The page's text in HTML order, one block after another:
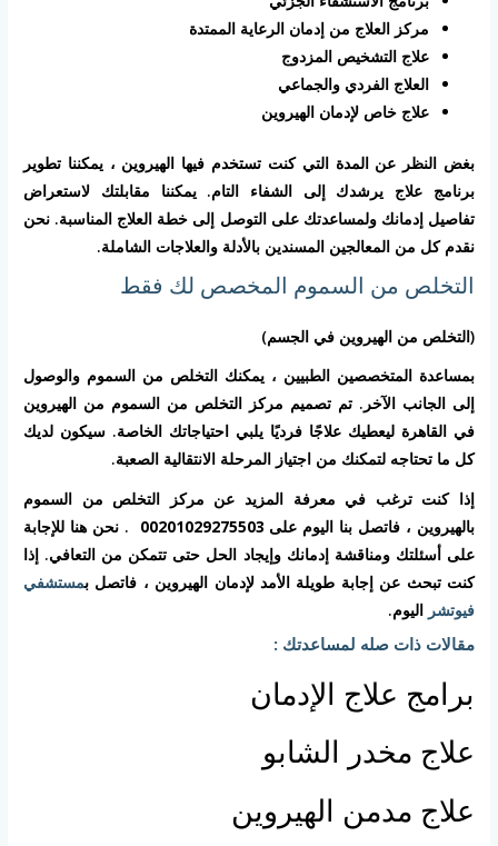
مركز العلاج من إدمان الرعاية الممتدة
علاج التشخيص المزدوج
العلاج الفردي والجماعي
علاج خاص لإدمان الهيروين
بغض النظر عن المدة التي كنت تستخدم فيها الهيروين ، يمكننا تطوير
برنامج علاج يرشدك إلى الشفاء التام. يمكننا مقابلتك لاستعراض
تفاصيل إدمانك ولمساعدتك على التوصل إلى خطة العلاج المناسبة. نحن
نقدم كل من المعالجين المسندين بالأدلة والعلاجات الشاملة.
التخلص من السموم المخصص لك فقط
(التخلص من الهيروين في الجسم)
بمساعدة المتخصصين الطبيين ، يمكنك التخلص من السموم والوصول
إلى الجانب الآخر. تم تصميم مركز التخلص من السموم من الهيروين
في القاهرة ليعطيك علاجًا فرديًا يلبي احتياجاتك الخاصة. سيكون لديك
كل ما تحتاجه لتمكنك من اجتياز المرحلة الانتقالية الصعبة.
إذا كنت ترغب في معرفة المزيد عن مركز التخلص من السموم
بالهيروين ، فاتصل بنا اليوم على 00201029275503 . نحن هنا للإجابة
على أسئلتك ومناقشة إدمانك وإيجاد الحل حتى تتمكن من التعافي. إذا
كنت تبحث عن إجابة طويلة الأمد لإدمان الهيروين ، فاتصل بمستشفي
فيوتشر اليوم.
مقالات ذات صله لمساعدتك :
برامج علاج الإدمان
علاج مخدر الشابو
علاج مدمن الهيروين